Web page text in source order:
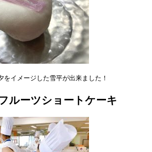
をイメージした雪平が出来ました！
ルーツショートケーキ